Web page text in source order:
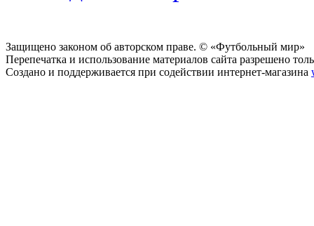
Защищено законом об авторском праве. © «Футбольный мир»
Перепечатка и использование материалов сайта разрешено
Создано и поддерживается при содействии интернет-магазина